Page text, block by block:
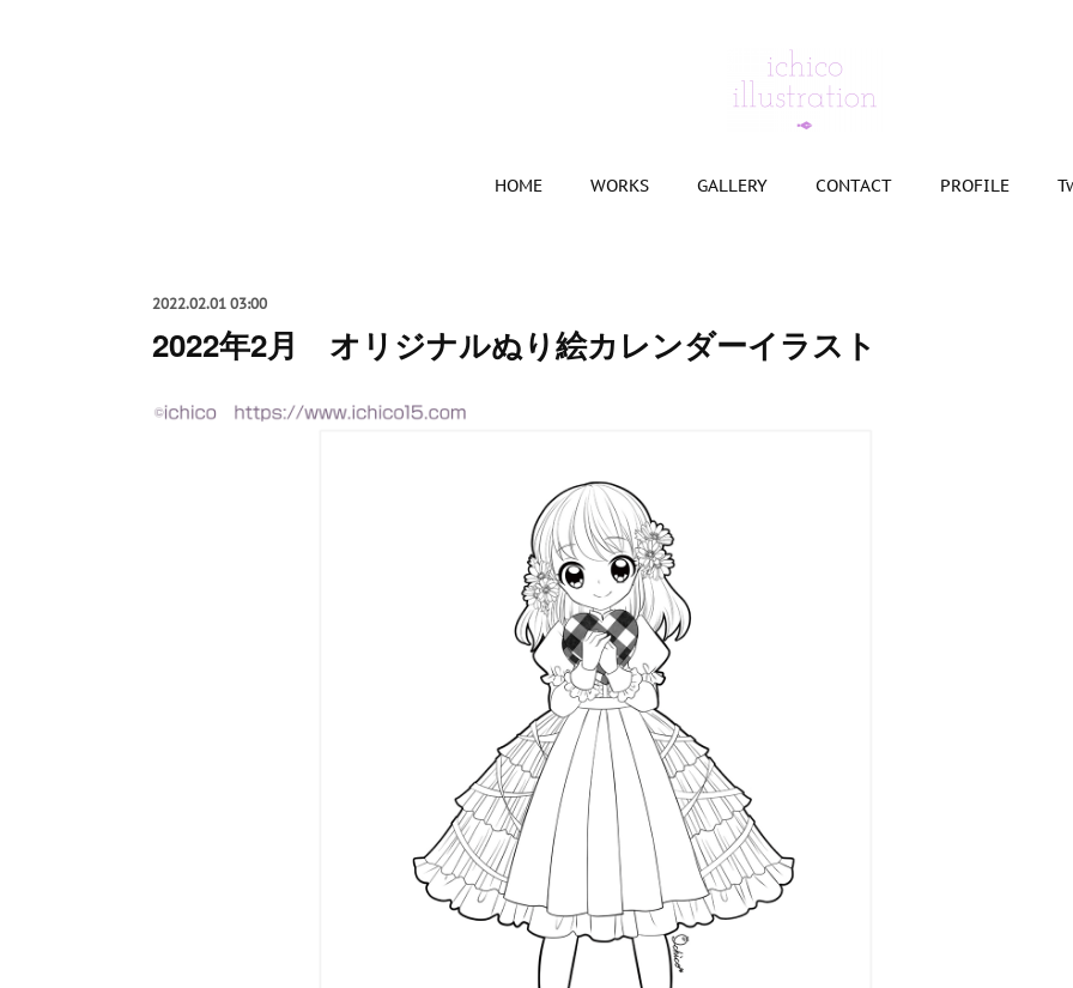
HOME WORKS GALLERY CONTACT PROFILE
2022.02.01 03:00
2022年2月 オリジナルぬり絵カレンダーイラスト